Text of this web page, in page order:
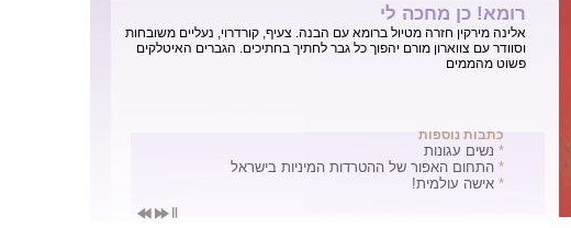
אישה עולמית!
''אני מזמינה אותך לארוחת בוקר מפנקת לכבוד יום האישה'' כתבתי במייל
אחד לשתי חברותיי הטובות. שתי דקות אחרי שלחצתי ''שלח'' אני מקבלת
אישורים מחויכים משתיהן. אף פעם לא עשיתי עניין מיום האישה, וגם לא
כתבות נוספות
*נשים עגונות
*התחום האפור של ההטרדות המיניות בישראל